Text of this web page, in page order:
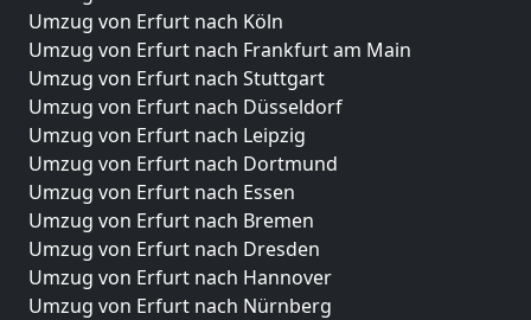
Umzug von Erfurt nach Köln
Umzug von Erfurt nach Frankfurt am Main
Umzug von Erfurt nach Stuttgart
Umzug von Erfurt nach Düsseldorf
Umzug von Erfurt nach Leipzig
Umzug von Erfurt nach Dortmund
Umzug von Erfurt nach Essen
Umzug von Erfurt nach Bremen
Umzug von Erfurt nach Dresden
Umzug von Erfurt nach Hannover
Umzug von Erfurt nach Nürnberg